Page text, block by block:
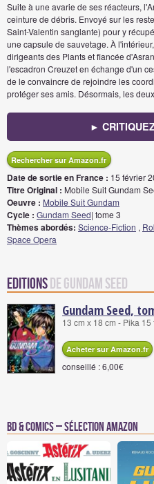
Suite à une avarie de ses réacteurs,
ceinture de débris. Envoyé sur les
Saint-Valentin sanglante) pour y
une capsule de sauvetage. À
dirigeants des Plants et fiancée
l'escadron Creuzet en échange d'un
de le convaincre de rejoindre les
protéger ses amis. Désormais, les
►
Rechercher sur Amazon.fr
Date de sortie en France : 15 février
Titre Original : Mobile Suit Gundam
Oeuvre : Mobile Suit Gundam
Cycle : Gundam Seed| tome 3
Thèmes abordés: Science-Fiction ,
Space Opera
Editionsde Gundam Seed
Gundam Seed,
13 cm x 18 cm - Pika
Acheter sur Amazon.fr
conseillé : 6,00€
BD & Comics – Sélection Amazon